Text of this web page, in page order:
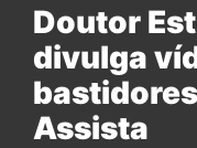
Doutor
divulga
Assista